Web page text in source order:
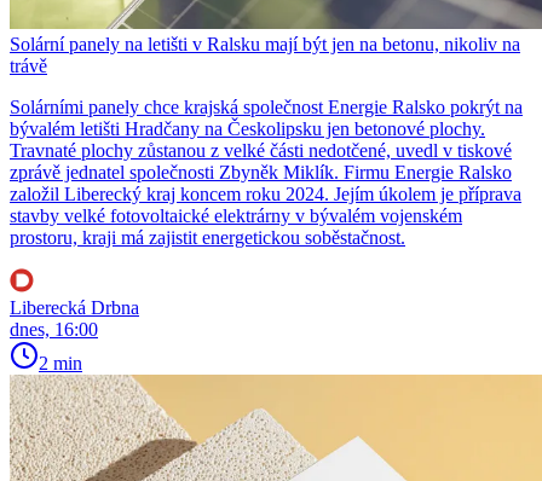
Solární panely na letišti v Ralsku mají být jen na betonu, nikoliv na
trávě
Solárními panely chce krajská společnost Energie Ralsko pokrýt na
bývalém letišti Hradčany na Českolipsku jen betonové plochy.
Travnaté plochy zůstanou z velké části nedotčené, uvedl v tiskové
zprávě jednatel společnosti Zbyněk Miklík. Firmu Energie Ralsko
založil Liberecký kraj koncem roku 2024. Jejím úkolem je příprava
stavby velké fotovoltaické elektrárny v bývalém vojenském
prostoru, kraji má zajistit energetickou soběstačnost.
Liberecká Drbna
dnes, 16:00
2 min